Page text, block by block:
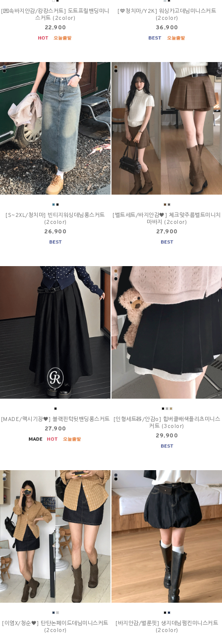
[💌속바지안감/캉캉스커트] 도트프릴밴딩미니
스커트 (2color)
22,900
[💙청치마/Y2K] 워싱카고데님미니스커트
(2color)
36,900
[S~2XL/청치마] 빈티지워싱데님롱스커트
(2color)
26,900
[벨트세트/바지안감🖤] 체크맞주름벨트미니치
마바지 (2color)
27,900
[MADE/맥시기장🖤] 블랙핀턱뒷밴딩롱스커트
27,900
[인형세트🧸/안감o] 힙버클배색플리츠미니스
커트 (3color)
29,900
[이염X/청순🖤] 탄탄논페이드데님미니스커트
(2color)
[바지안감/벌룬핏] 생지데님펌킨미니스커트
(2color)